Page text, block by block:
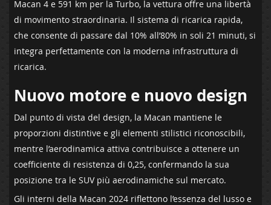
Macan 4 e 591 km per la Turbo, la vettura offre una libertà
di movimento straordinaria. Il sistema di ricarica rapida,
che consente di passare dal 10% all’80% in soli 21 minuti, si
integra perfettamente con la moderna infrastruttura di
ricarica.
Nuovo motore e nuovo design
Dal punto di vista del design, la Macan mantiene le
proporzioni distintive e gli elementi stilistici riconoscibili,
mentre l’aerodinamica attiva contribuisce a ottenere un
coefficiente di resistenza di 0,25, confermando la sua
posizione tra le SUV più aerodinamiche sul mercato.
Gli interni della Macan 2024 riflettono l’essenza del lusso e